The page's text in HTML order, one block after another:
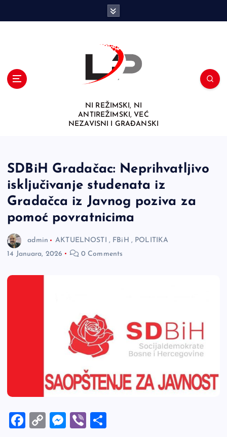
NI REŽIMSKI, NI
ANTIREŽIMSKI, VEĆ
NEZAVISNI I GRAĐANSKI
SDBiH Gradačac: Neprihvatljivo
isključivanje studenata iz
Gradačca iz Javnog poziva za
pomoć povratnicima
admin AKTUELNOSTI , FBiH , POLITIKA
14 Januara, 2026
0 Comments
F
C
M
Vi